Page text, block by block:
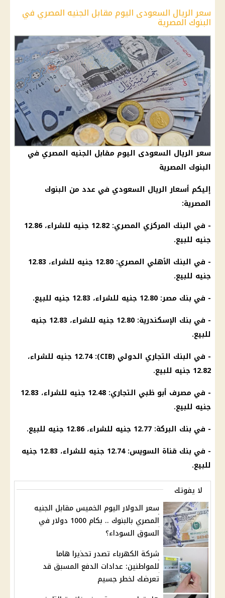
سعر الريال السعودى اليوم مقابل الجنيه المصري في
البنوك المصرية
سعر الريال السعودى اليوم مقابل الجنيه المصري في
البنوك المصرية
إليكم أسعار الريال السعودي في عدد من البنوك
المصرية:
- في البنك المركزي المصري
: 12.82 جنيه للشراء، 12.86
جنيه للبيع.
- في البنك الأهلي المصري
: 12.80 جنيه للشراء، 12.83
جنيه للبيع.
- في بنك مصر: 12.80 جنيه للشراء، 12.83 جنيه للبيع.
- في بنك الإسكندرية
: 12.80 جنيه للشراء، 12.83 جنيه
للبيع.
- في البنك التجاري
الدولي (CIB): 12.74 جنيه للشراء،
12.82 جنيه للبيع.
- في مصرف أبو ظبي التجاري: 12.48 جنيه للشراء، 12.83
جنيه للبيع.
- في بنك البركة: 12.77 جنيه للشراء، 12.86 جنيه للبيع.
- في بنك قناة السويس
: 12.74 جنيه للشراء، 12.83 جنيه
للبيع.
لا يفوتك
سعر الدولار اليوم الخميس مقابل الجنيه
المصري بالبنوك .. بكام 1000 دولار في
السوق السوداء؟
شركة الكهرباء تصدر تحذيرا هاما
للمواطنين: عدادات الدفع المسبق قد
تعرضك لخطر جسيم